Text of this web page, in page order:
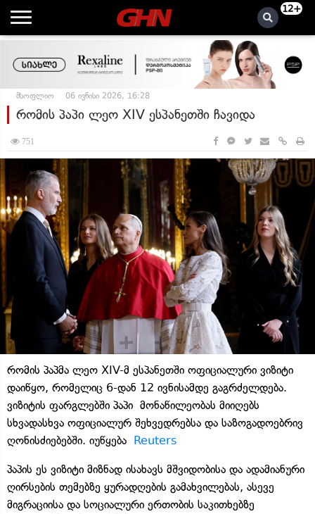
12+
მსოფლიო 06 ივნისი 2026, 16:28
რომის პაპი ლეო XIV ესპანეთში ჩავიდა
751
რომის პაპმა ლეო XIV-მ ესპანეთში ოფიციალური ვიზიტი
დაიწყო, რომელიც 6-დან 12 ივნისამდე გაგრძელდება.
ვიზიტის ფარგლებში პაპი მონაწილეობას მიიღებს
სხვადასხვა ოფიციალურ შეხვედრებსა და საზოგადოებრივ
ღონისძიებებში. იუწყება Reuters
პაპის ეს ვიზიტი მიზნად ისახავს მშვიდობისა და ადამიანური
ღირსების თემებზე ყურადღების გამახვილებას, ასევე
მიგრაციისა და სოციალური ერთობის საკითხებზე